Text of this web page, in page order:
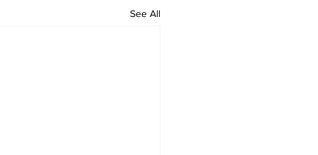
See All